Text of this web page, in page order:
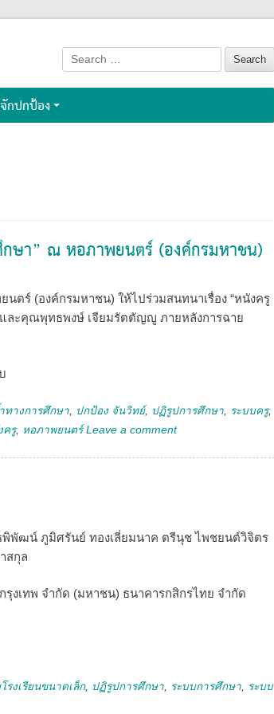
Search
for:
กปกป้อง
ษา” ณ หอภาพยนตร์ (องค์กรมหาชน)
นตร์ (องค์กรมหาชน) ให้ไปร่วมสนทนาเรื่อง “หนังครู
ละคุณพุทธพงษ์ เจียมรัตตัญญู ภายหลังการฉาย
ทางการศึกษา ปกป้อง จันวิทย์, ปฏิรูปการศึกษา ระบบครู,
ครู, หอภาพยนตร์ Leave a comment
พิพัฒน์ ภูมิศรันย์ ทองเลี่ยมนาค ตรีนุช ไพชยนต์วิจิตร
สกุล
งเทพ จำกัด (มหาชน) ธนาคารกสิกรไทย จำกัด
งเรียนขนาดเล็ก, ปฏิรูปการศึกษา, ระบบการศึกษา, ระบบ